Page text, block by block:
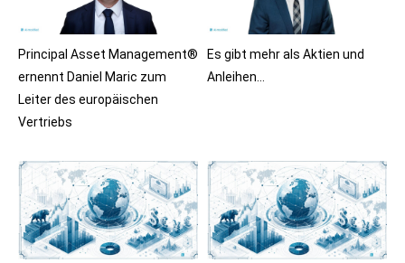
Principal Asset Management®
ernennt Daniel Maric zum
Leiter des europäischen
Vertriebs
Es gibt mehr als Aktien und
Anleihen…